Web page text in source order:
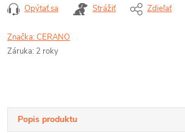
Opýtať sa Strážiť Zdieľať
Značka:CERANO
Záruka: 2 roky
Popis produktu